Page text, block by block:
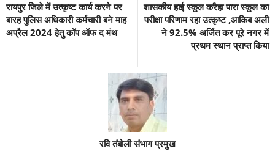
रायपुर जिले में उत्कृष्ट कार्य करने पर
बारह पुलिस अधिकारी कर्मचारी बने माह
अप्रैल 2024 हेतु कॉप ऑफ द मंथ
शासकीय हाई स्कूल करैहा पारा स्कूल का
परीक्षा परिणाम रहा उत्कृष्ट ,आकिब अली
ने 92.5% अर्जित कर पूरे नगर में
प्रथम स्थान प्राप्त किया
रवि तंबोली संभाग प्रमुख